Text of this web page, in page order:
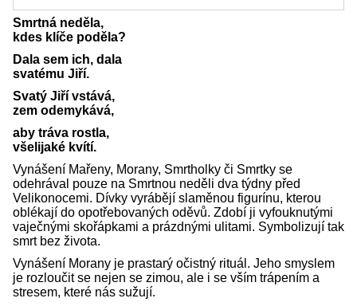
Smrtná neděla,
kdes klíče poděla?
Dala sem ich, dala
svatému Jiří.
Svatý Jiří vstává,
zem odemykává,
aby tráva rostla,
všelijaké kvítí.
Vynášení Mařeny, Morany, Smrtholky či Smrtky se
odehrával pouze na Smrtnou neděli dva týdny před
Velikonocemi. Dívky vyrábějí slaměnou figurínu, kterou
oblékají do opotřebovaných oděvů. Zdobí ji vyfouknutými
vaječnými skořápkami a prázdnými ulitami. Symbolizují tak
smrt bez života.
Vynášení Morany je prastarý očistný rituál. Jeho smyslem
je rozloučit se nejen se zimou, ale i se vším trápením a
stresem, které nás sužují.